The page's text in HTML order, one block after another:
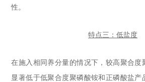
性。
特点三：低盐度
在施入相同养分量的情况下，较高聚合度
显著低于低聚合度聚磷酸铵和正磷酸盐产